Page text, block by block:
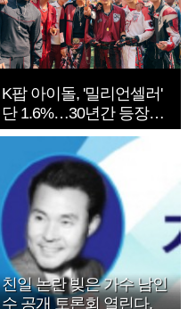
K팝 아이돌, '밀리언셀러'
단 1.6%…30년간 등장
1182개팀 전수조사
친일 논란 빚은 가수 남인
수 공개 토론회 열린다.